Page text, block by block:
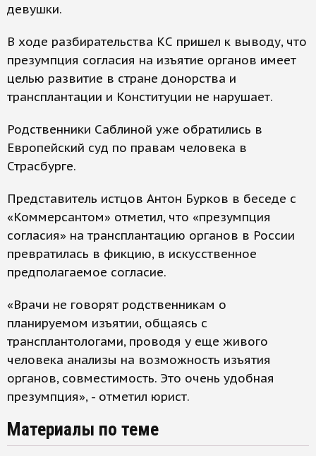
девушки.
В ходе разбирательства КС пришел к выводу, что
презумпция согласия на изъятие органов имеет
целью развитие в стране донорства и
трансплантации и Конституции не нарушает.
Родственники Саблиной уже обратились в
Европейский суд по правам человека в
Страсбурге.
Представитель истцов Антон Бурков в беседе с
«Коммерсантом» отметил, что «презумпция
согласия» на трансплантацию органов в России
превратилась в фикцию, в искусственное
предполагаемое согласие.
«Врачи не говорят родственникам о
планируемом изъятии, общаясь с
трансплантологами, проводя у еще живого
человека анализы на возможность изъятия
органов, совместимость. Это очень удобная
презумпция», - отметил юрист.
Материалы по теме